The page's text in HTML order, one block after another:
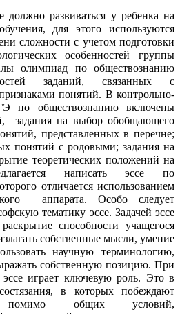
развиваться у ребенка на
для этого используются
сложности с учетом подготовки
особенностей группы
олимпиад по обществознанию
заданий, связанных с
понятий. В контрольно-
по обществознанию включены
задания на выбор обобщающего
представленных в перечне;
понятий с родовыми; задания на
теоретических положений на
написать эссе по
отличается использованием
аппарата. Особо следует
тематику эссе. Задачей эссе
способности учащегося
собственные мысли, умение
научную терминологию,
собственную позицию. При
играет ключевую роль. Это в
в которых побеждают
помимо общих условий,